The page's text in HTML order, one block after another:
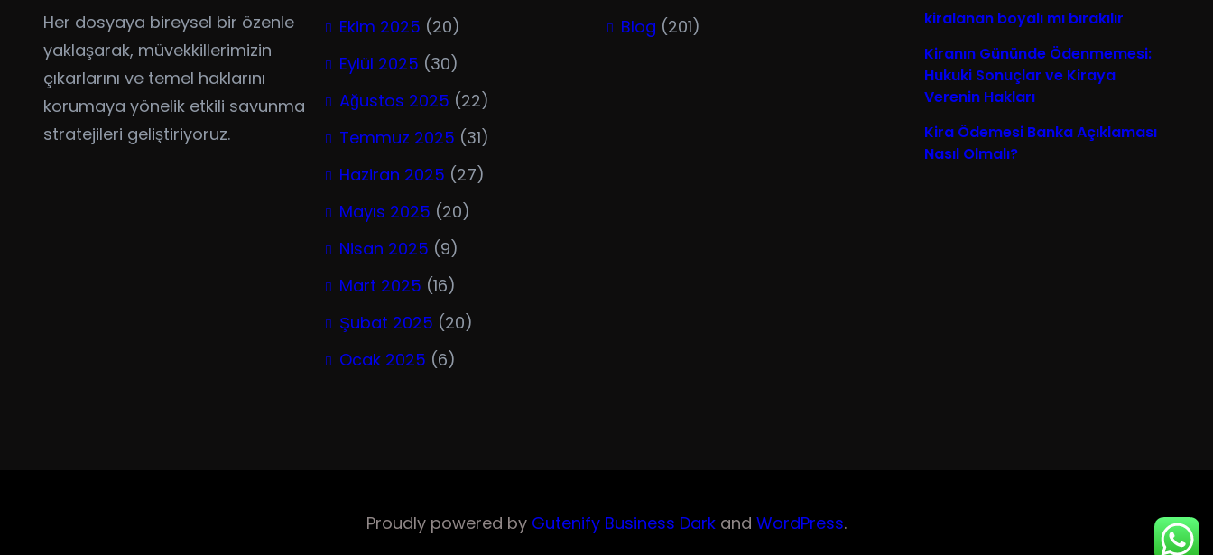
Her dosyaya bireysel bir özenle
yaklaşarak, müvekkillerimizin
çıkarlarını ve temel haklarını
korumaya yönelik etkili savunma
stratejileri geliştiriyoruz.
Ekim 2025 (20)
Eylül 2025 (30)
Ağustos 2025 (22)
Temmuz 2025 (31)
Haziran 2025 (27)
Mayıs 2025 (20)
Nisan 2025 (9)
Mart 2025 (16)
Şubat 2025 (20)
Ocak 2025 (6)
Blog (201)
kiralanan boyalı mı bırakılır
Kiranın Gününde Ödenmemesi:
Hukuki Sonuçlar ve Kiraya
Verenin Hakları
Kira Ödemesi Banka Açıklaması
Nasıl Olmalı?
Proudly powered by Gutenify Business Dark and WordPress.